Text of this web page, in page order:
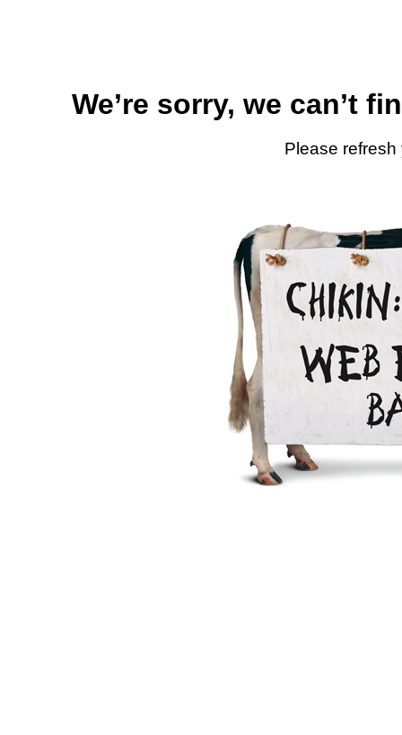
We’re sorry, we can’t
Please refresh